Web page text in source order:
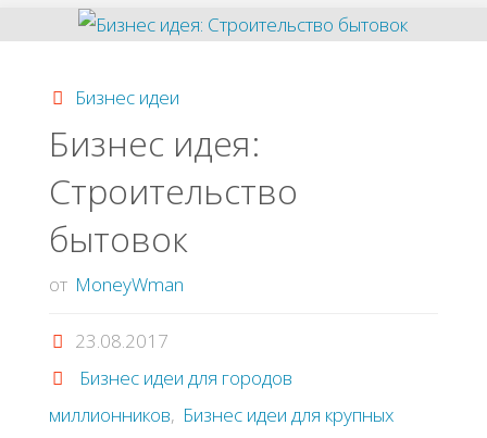
Утепление
пенопластом"
Бизнес идеи
Бизнес идея:
Строительство
бытовок
от MoneyWman
23.08.2017
Бизнес идеи для городов
миллионников, Бизнес идеи для крупных